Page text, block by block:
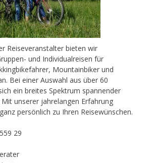
Reiseveranstalter bieten wir
und Individualreisen für
Mountainbiker und
Bei einer Auswahl aus über 60
ein breites Spektrum spannender
unserer jahrelangen Erfahrung
persönlich zu Ihren Reisewünschen.
29